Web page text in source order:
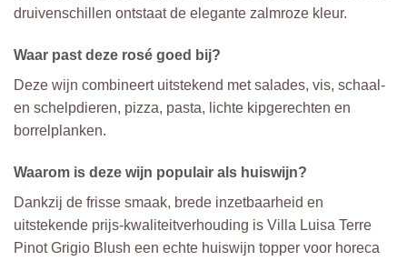
druivenschillen ontstaat de elegante zalmroze kleur.
Waar past deze rosé goed bij?
Deze wijn combineert uitstekend met salades, vis, schaal-
en schelpdieren, pizza, pasta, lichte kipgerechten en
borrelplanken.
Waarom is deze wijn populair als huiswijn?
Dankzij de frisse smaak, brede inzetbaarheid en
uitstekende prijs-kwaliteitverhouding is Villa Luisa Terre
Pinot Grigio Blush een echte huiswijn topper voor horeca